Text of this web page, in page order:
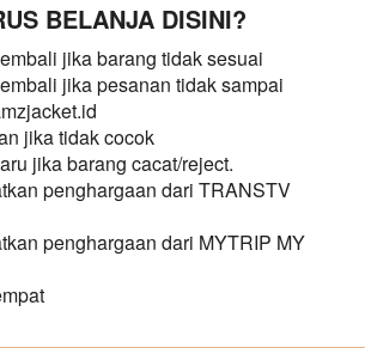
BELANJA DISINI?
jika barang tidak sesuai
jika pesanan tidak sampai
jika tidak cocok
jika barang cacat/reject.
penghargaan dari TRANSTV
penghargaan dari MYTRIP MY